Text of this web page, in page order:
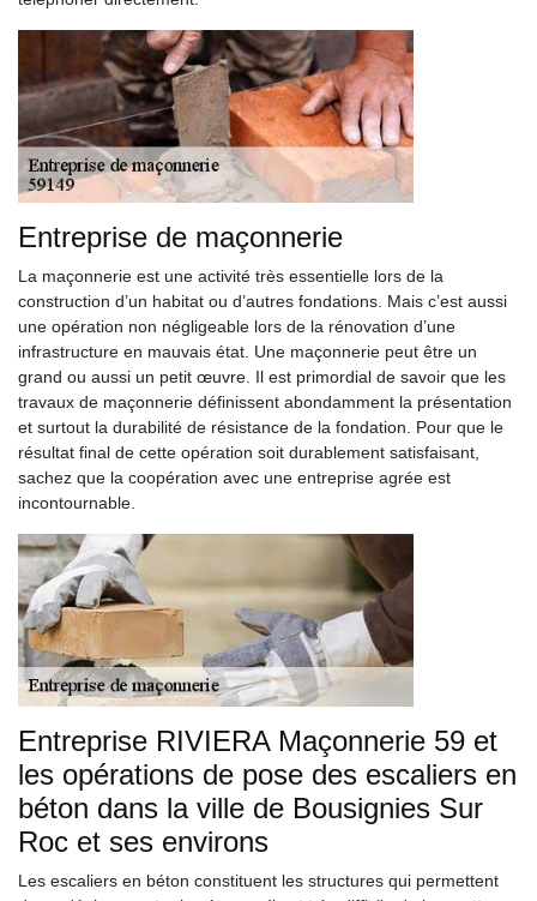
Entreprise de maçonnerie
La maçonnerie est une activité très essentielle lors de la
construction d’un habitat ou d’autres fondations. Mais c’est aussi
une opération non négligeable lors de la rénovation d’une
infrastructure en mauvais état. Une maçonnerie peut être un
grand ou aussi un petit œuvre. Il est primordial de savoir que les
travaux de maçonnerie définissent abondamment la présentation
et surtout la durabilité de résistance de la fondation. Pour que le
résultat final de cette opération soit durablement satisfaisant,
sachez que la coopération avec une entreprise agrée est
incontournable.
Entreprise RIVIERA Maçonnerie 59 et
les opérations de pose des escaliers en
béton dans la ville de Bousignies Sur
Roc et ses environs
Les escaliers en béton constituent les structures qui permettent